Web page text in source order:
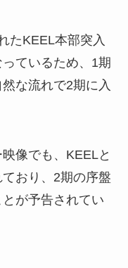
たKEEL本部突入
ているため、1期
な流れで2期に入
像でも、KEELと
おり、2期の序盤
が予告されてい